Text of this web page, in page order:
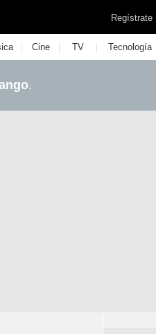
Regístrate
| Cine | TV | Tecnología
.